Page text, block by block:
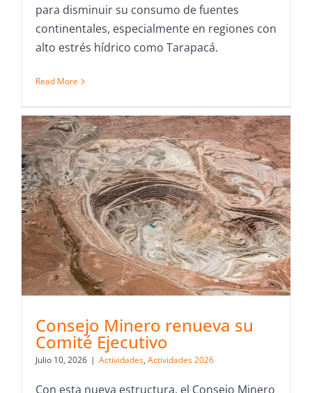
para disminuir su consumo de fuentes
continentales, especialmente en regiones con
alto estrés hídrico como Tarapacá.
Read More
Consejo Minero renueva su
Comité Ejecutivo
Julio 10, 2026 | Actividades, Actividades 2026
Con esta nueva estructura, el Consejo Minero